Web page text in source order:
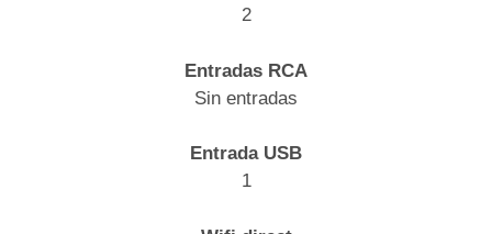
2
Entradas RCA
Sin entradas
Entrada USB
1